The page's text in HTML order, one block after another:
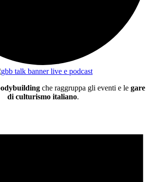
che raggruppa gli eventi e le gare
di culturismo italiano.